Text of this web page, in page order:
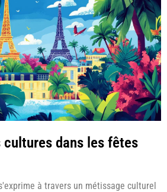
cultures dans les fêtes
à travers un métissage culturel